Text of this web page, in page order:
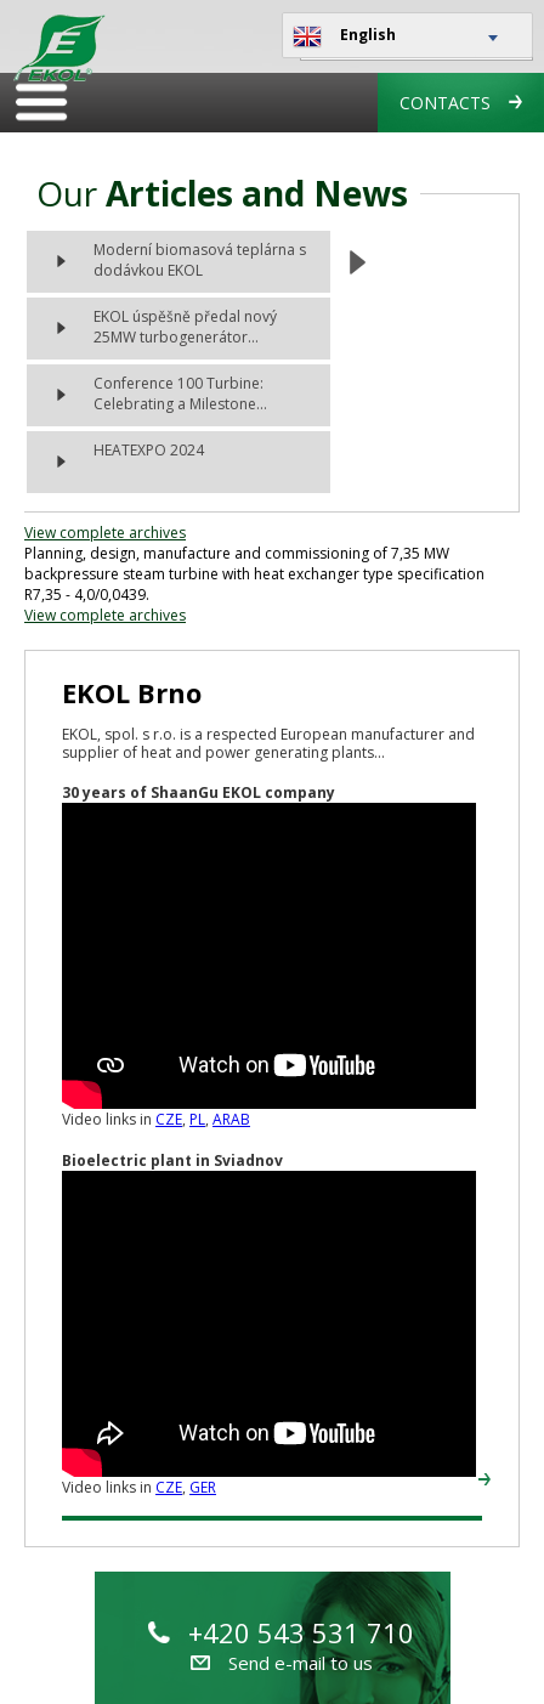
English
CONTACTS
OurArticles and News
Moderní biomasová teplárna s
dodávkou EKOL
EKOL úspěšně předal nový
25MW turbogenerátor...
Conference 100 Turbine:
Celebrating a Milestone...
HEATEXPO 2024
View complete archives
Planning, design, manufacture and commissioning of 7,35 MW
backpressure steam turbine with heat exchanger type specification
R7,35 - 4,0/0,0439.
View complete archives
EKOL Brno
EKOL, spol. s r.o. is a respected European manufacturer and
supplier of heat and power generating plants...
30 years of ShaanGu EKOL company
Video links in CZE, PL, ARAB
Bioelectric plant in Sviadnov
Video links in CZE, GER
+420 543 531 710
Send e-mail to us